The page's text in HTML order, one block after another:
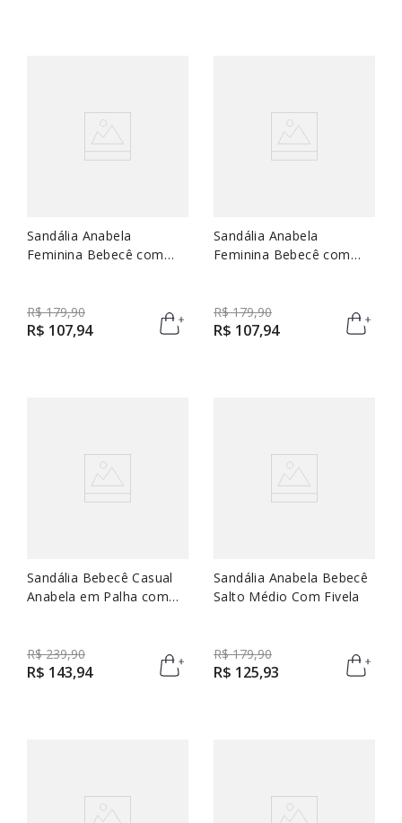
Sandália Anabela
Feminina Bebecê com
R$ 179,90
R$ 107,94
Sandália Anabela
Feminina Bebecê com
R$ 179,90
R$ 107,94
Sandália Bebecê Casual
Anabela em Palha com
R$ 239,90
R$ 143,94
Sandália Anabela Bebecê
Salto Médio Com Fivela
R$ 179,90
R$ 125,93